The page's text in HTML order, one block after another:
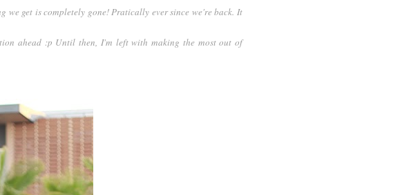
we get is completely gone! Pratically ever since we're back. It
ahead :p Until then, I'm left with making the most out of